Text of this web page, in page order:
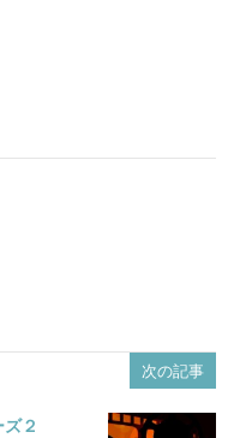
次の記事
２